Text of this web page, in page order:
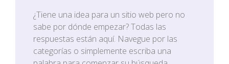
¿Tiene una idea para un sitio web pero no
sabe por dónde empezar? Todas las
respuestas están aquí. Navegue por las
categorías o simplemente escriba una